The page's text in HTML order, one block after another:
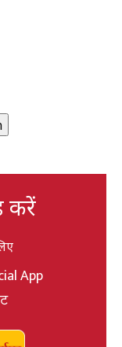
करें
App